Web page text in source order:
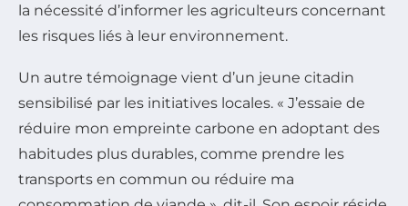
la nécessité d’informer les agriculteurs concernant
les risques liés à leur environnement.
Un autre témoignage vient d’un jeune citadin
sensibilisé par les initiatives locales. « J’essaie de
réduire mon empreinte carbone en adoptant des
habitudes plus durables, comme prendre les
transports en commun ou réduire ma